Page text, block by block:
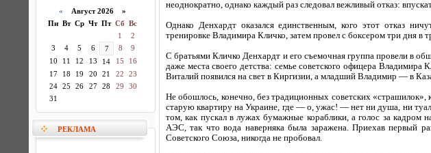
« Август 2026 »
Пн Вт Ср Чт Пт Сб Вс
1
2
3
4 5 6 7 8
9
10
11 12 13 14 15
16
17
18 19 20 21 22
23
24
25 26 27 28 29
30
31
РЕКЛАМА
неоднократно, однако каждый раз следовал вежливый отказ:
Однако Денхардт оказался единственным, кого этот отказ
тренировке Владимира Кличко, затем провел с боксером три дня в
С братьями Кличко Денхардт и его съемочная группа провели в
даже места своего детства: семье советского офицера
Виталий появился на свет в Киргизии, а младший Владимир — в
Не обошлось, конечно, без традиционных советских
старую квартиру на Украине, где — о, ужас! — нет ни душа, ни
том, как пускал в лужах бумажные кораблики, а голос за кадром
АЭС, так что вода наверняка была заражена. Приехав первый
Советского Союза, никогда не пробовал.